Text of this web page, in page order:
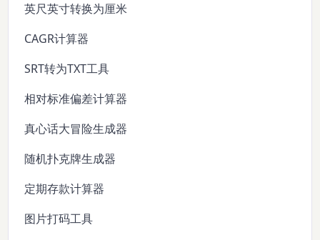
英尺英寸转换为厘米
CAGR计算器
SRT转为TXT工具
相对标准偏差计算器
真心话大冒险生成器
随机扑克牌生成器
定期存款计算器
图片打码工具